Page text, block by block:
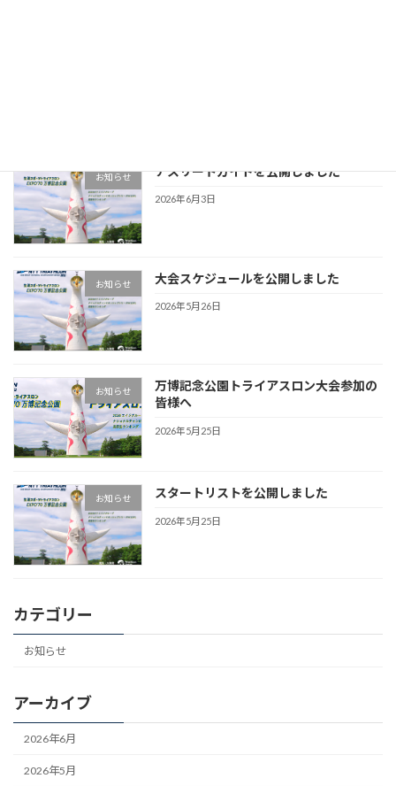
お知らせ アスリートガイドを公開しました
2026年6月3日
お知らせ 大会スケジュールを公開しました
2026年5月26日
お知らせ
万博記念公園トライアスロン大会参加の
皆様へ
2026年5月25日
お知らせ スタートリストを公開しました
2026年5月25日
カテゴリー
お知らせ
アーカイブ
2026年6月
2026年5月